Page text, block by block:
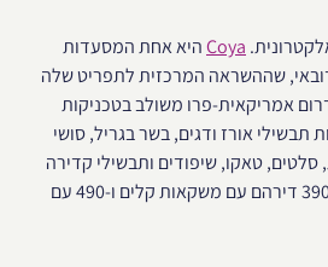
Coyaהיא אחת המסעדות
שההשראה המרכזית לתפריט שלה
אמריקאית-פרו משולב בטכניקות
תבשילי אורז ודגים, בשר בגריל, סושי
טאקו, שיפודים ותבשילי קדירה
עם תירס ותפוחי אדמה. 390 דירהם עם משקאות קלים ו-490 עם